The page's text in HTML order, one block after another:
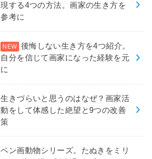
現する4つの方法。画家の生き方を
参考に
後悔しない生き方を4つ紹介。
自分を信じて画家になった経験を元
に
生きづらいと思うのはなぜ？画家活
動をして体感した絶望と9つの改善
策
ペン画動物シリーズ。たぬきをミリ